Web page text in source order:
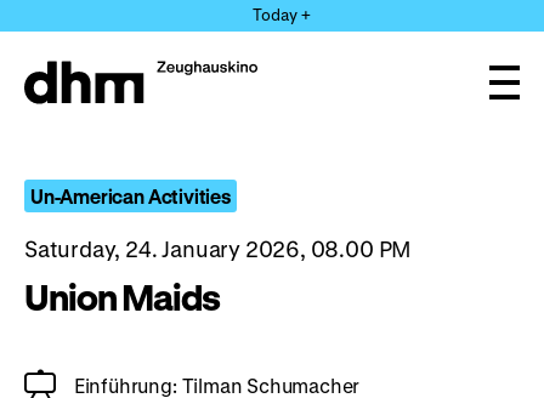
directly
the
Today +
Un-American Activities
Saturday, 24. January 2026, 08.00 PM
Union Maids
Einführung: Tilman Schumacher